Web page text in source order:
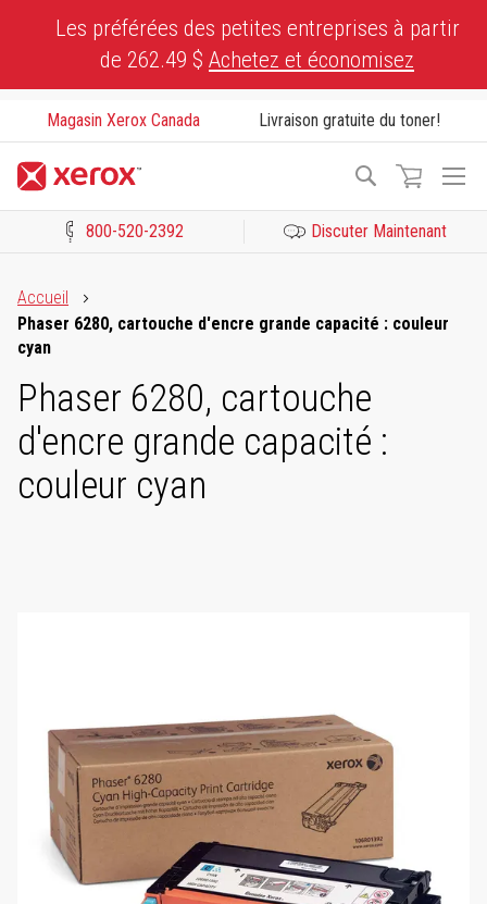
Les préférées des petites entreprises à partir
de 262.49 $ Achetez et économisez
Magasin Xerox Canada Livraison gratuite du toner!
Recherche
800-520-2392 Discuter Maintenant
Accueil
Phaser 6280, cartouche d'encre grande capacité : couleur
cyan
Phaser 6280, cartouche
d'encre grande capacité :
couleur cyan